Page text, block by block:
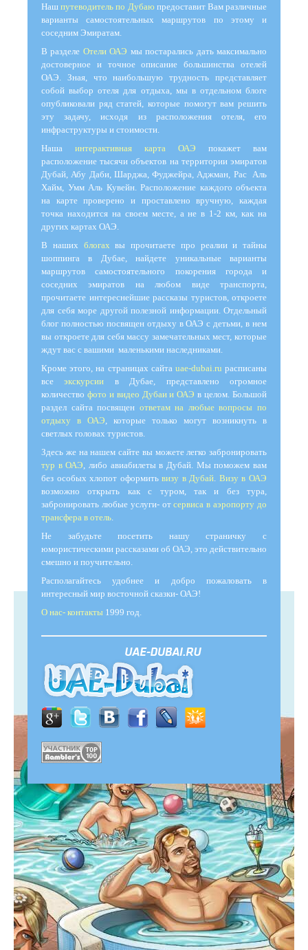
Нашпутеводитель по Дубаю предоставит Вам различные
варианты самостоятельных маршрутов по этому и
соседним Эмиратам.
В разделе Отели ОАЭ мы постарались дать максимально
достоверное и точное описание большинства отелей
ОАЭ. Зная, что наибольшую трудность представляет
собой выбор отеля для отдыха, мы в отдельном блоге
опубликовали ряд статей, которые помогут вам решить
эту задачу, исходя из расположения отеля, его
инфраструктуры и стоимости.
Наша интерактивная карта ОАЭ покажет вам
расположение тысячи объектов на территории эмиратов
Дубай, Абу Даби, Шарджа, Фуджейра, Аджман, Рас Аль
Хайм, Умм Аль Кувейн. Расположение каждого объекта
на карте проверено и проставлено вручную, каждая
точка находится на своем месте, а не в 1-2 км, как на
других картах ОАЭ.
В наших блогах вы прочитаете про реалии и тайны
шоппинга в Дубае, найдете уникальные варианты
маршрутов самостоятельного покорения города и
соседних эмиратов на любом виде транспорта,
прочитаете интереснейшие рассказы туристов, откроете
для себя море другой полезной информации. Отдельный
блог полностью посвящен отдыху в ОАЭ с детьми, в нем
вы откроете для себя массу замечательных мест, которые
ждут вас с вашими маленькими наследниками.
Кроме этого, на страницах сайта uae-dubai.ru расписаны
всеэкскурсии в Дубае, представлено огромное
количество фото и видео Дубаи и ОАЭ в целом. Большой
раздел сайта посвящен ответам на любые вопросы по
отдыху в ОАЭ , которые только могут возникнуть в
светлых головах туристов.
Здесь же на нашем сайте вы можете легко забронировать
тур в ОАЭ , либо авиабилеты в Дубай. Мы поможем вам
без особых хлопот оформитьвизу в Дубай Визу в ОАЭ
возможно открыть как с туром, так и без тура,
забронировать любые услуги- отсервиса в аэропорту до
трансфера в отель
Не забудьте посетить нашу страничку с
юмористическими рассказами об ОАЭ, это действительно
смешно и поучительно.
Располагайтесь удобнее и добро пожаловать в
интересный мир восточной сказки- ОАЭ!
О нас- контакты 1999 год.